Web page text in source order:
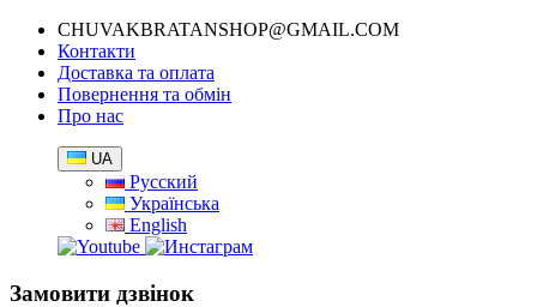
CHUVAKBRATANSHOP@GMAIL.COM
Контакти
Доставка та оплата
Повернення та обмін
Про нас
UA
Русский
Українська
English
Замовити дзвінок